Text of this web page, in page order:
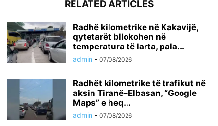
RELATED ARTICLES
Radhë kilometrike në Kakavijë,
qytetarët bllokohen në
temperatura të larta, pala...
admin - 07/08/2026
Radhët kilometrike të trafikut në
aksin Tiranë–Elbasan, “Google
Maps” e heq...
admin - 07/08/2026